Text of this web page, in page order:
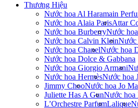
Thương Hiệu
Nước hoa Al Haramain
Nước hoa Alaia ParisAttar
Nước hoa BurberryNước
Nước hoa Calvin KleinNước
Nước hoa ChanelNước hoa
Nước hoa Dolce & Gabbana
Nước hoa Giorgio Armani
Nước hoa HermèsNước hoa
Jimmy ChooNước hoa Jo
Juliette Has A GunNước hoa
L’Orchestre ParfumLalique